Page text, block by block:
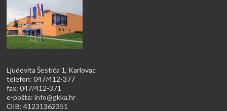
Ljudevita Šestića 1, Karlovac
telefon: 047/412-377
fax: 047/412-371
e-pošta:info@gkka.hr
OIB: 41231362351